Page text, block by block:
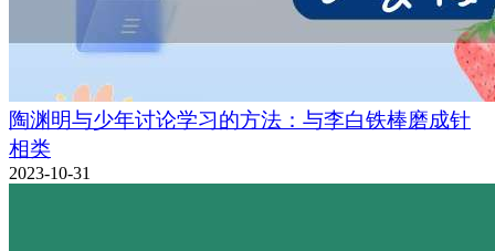
陶渊明与少年讨论学习的方法：与李白铁棒磨成针
相类
2023-10-31